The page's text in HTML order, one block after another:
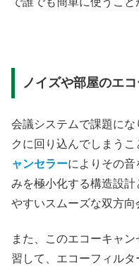
ノイズや部屋のエ
会議システムで課題に
クに回り込んでしまうこ
ャンセラーによりその
みを極小化する構造設
やすいスムーズな双方向
また、このエコーキャ
習して、エコーフィル